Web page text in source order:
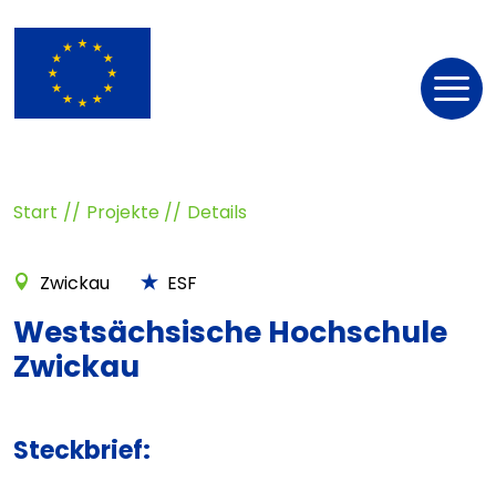
Start Projekte Details
Zwickau ESF
Westsächsische Hochschule
Zwickau
Steckbrief: